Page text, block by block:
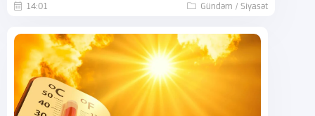
14:01 Gündəm / Siyasət